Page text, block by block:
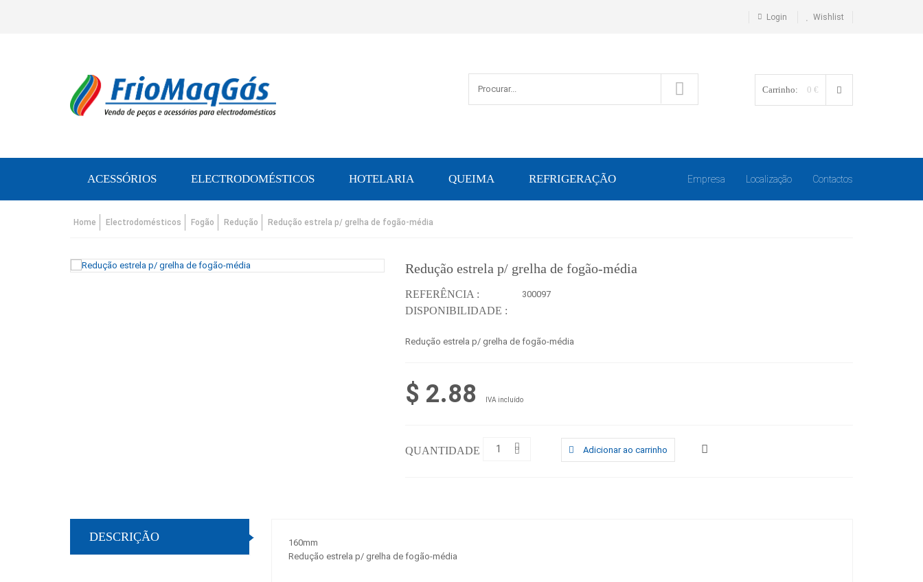
Login Wishlist
Carrinho: 0 €
ACESSÓRIOS ELECTRODOMÉSTICOS HOTELARIA QUEIMA REFRIGERAÇÃO Contactos
Localização
Empresa
Home Electrodomésticos Fogão Redução Redução estrela p/ grelha de fogão-média
Redução estrela p/ grelha de fogão-média
REFERÊNCIA : 300097
DISPONIBILIDADE :
Redução estrela p/ grelha de fogão-média
$ 2.88 IVA incluído
QUANTIDADE : Adicionar ao carrinho
DESCRIÇÃO
160mm
Redução estrela p/ grelha de fogão-média